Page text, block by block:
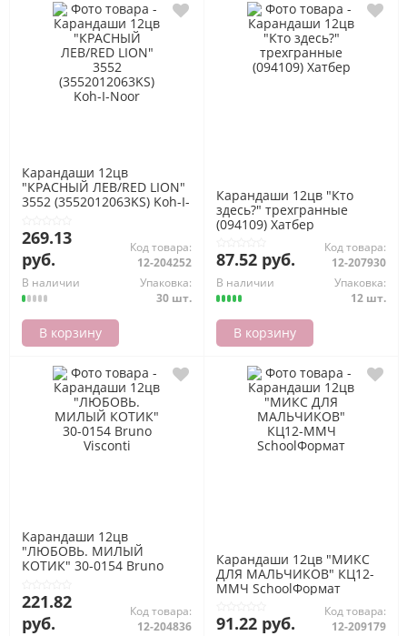
Карандаши 12цв
"КРАСНЫЙ ЛЕВ/RED LION"
3552 (3552012063KS) Koh-I-
269.13
руб.
Код товара:
12-204252
В наличии
Упаковка:
30 шт.
В корзину
Карандаши 12цв "Кто
здесь?" трехгранные
(094109) Хатбер
87.52 руб.
Код товара:
12-207930
В наличии
Упаковка:
12 шт.
В корзину
Карандаши 12цв
"ЛЮБОВЬ. МИЛЫЙ
КОТИК" 30-0154 Bruno
221.82
руб.
Код товара:
12-204836
Карандаши 12цв "МИКС
ДЛЯ МАЛЬЧИКОВ" КЦ12-
ММЧ SchoolФормат
91.22 руб.
Код товара:
12-209179